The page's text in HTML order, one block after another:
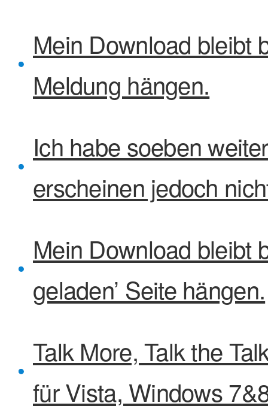
Mein Download bleibt
Meldung hängen.
Ich habe soeben
erscheinen jedoch
Mein Download bleibt
geladen’ Seite hängen.
Talk More, Talk the
für Vista, Windows